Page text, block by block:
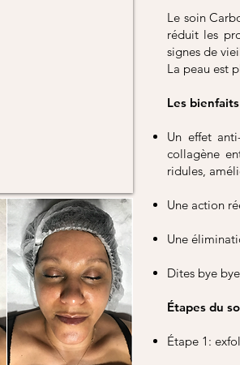
Le soin
réduit les
signes de
La peau est
Les
Un effet
collagène
ridules,
Une action
Une
Dites bye
Étapes du
Étape 1: